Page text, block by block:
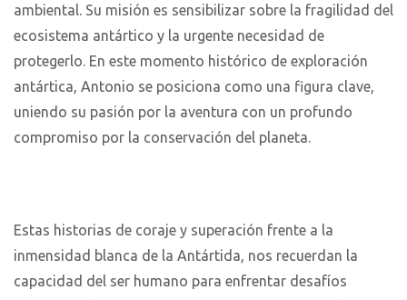
ambiental. Su misión es sensibilizar sobre la fragilidad del
ecosistema antártico y la urgente necesidad de
protegerlo. En este momento histórico de exploración
antártica, Antonio se posiciona como una figura clave,
uniendo su pasión por la aventura con un profundo
compromiso por la conservación del planeta.
Estas historias de coraje y superación frente a la
inmensidad blanca de la Antártida, nos recuerdan la
capacidad del ser humano para enfrentar desafíos